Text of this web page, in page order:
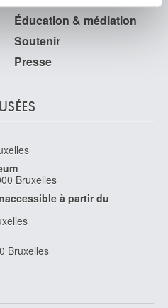
sur l'utilisation de
de médias sociaux, de
combiner celles-ci
vous leur avez fournies
Éducation & médiation
Soutenir
Presse
Bruxelles
à partir du
Bruxelles